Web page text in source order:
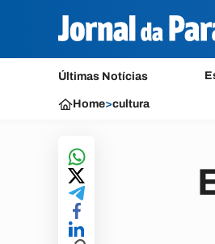
Últimas Notícias
Home>cultura